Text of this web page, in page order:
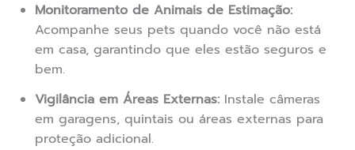
Monitoramento de Animais de Estimação:
Acompanhe seus pets quando você não está
em casa, garantindo que eles estão seguros e
bem.
Vigilância em Áreas Externas: Instale câmeras
em garagens, quintais ou áreas externas para
proteção adicional.